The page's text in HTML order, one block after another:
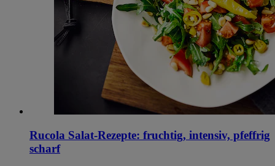
Rucola Salat-Rezepte: fruchtig, intensiv, pfeffrig
scharf